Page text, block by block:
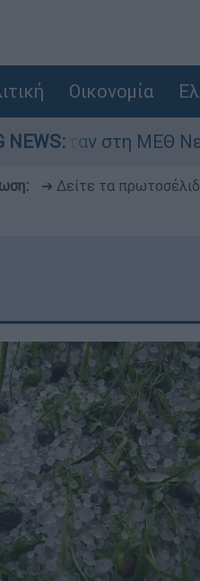
Οικονομία
NEWS:
ΜΕΘ Νεογνών
➔ Δείτε τα